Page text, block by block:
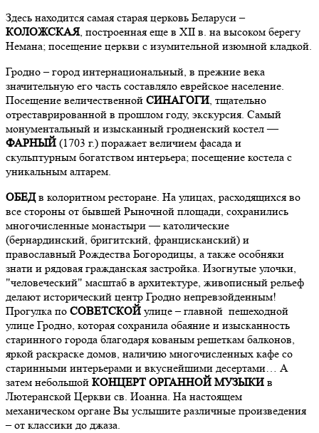
Здесь находится самая старая церковь Беларуси –
КОЛОЖСКАЯ, построенная еще в XII в. на высоком берегу
Немана; посещение церкви с изумительной изюмной кладкой.
Гродно – город интернациональный, в прежние века
значительную его часть составляло еврейское население.
Посещение величественной СИНАГОГИ, тщательно
отреставрированной в прошлом году, экскурсия. Самый
монументальный и изысканный гродненский костел —
ФАРНЫЙ (1703 г.) поражает величием фасада и
скульптурным богатством интерьера; посещение костела с
уникальным алтарем.
ОБЕДв колоритном ресторане. На улицах, расходящихся во
все стороны от бывшей Рыночной площади, сохранились
многочисленные монастыри — католические
(бернардинский, бригитский, францисканский) и
православный Рождества Богородицы, а также особняки
знати и рядовая гражданская застройка. Изогнутые улочки,
"человеческий" масштаб в архитектуре, живописный рельеф
делают исторический центр Гродно непревзойденным!
Прогулка по СОВЕТСКОЙ улице – главной пешеходной
улице Гродно, которая сохранила обаяние и изысканность
старинного города благодаря кованым решеткам балконов,
яркой раскраске домов, наличию многочисленных кафе со
старинными интерьерами и вкуснейшими десертами… А
затем небольшой КОНЦЕРТ ОРГАННОЙ МУЗЫКИ в
Лютеранской Церкви св. Иоанна. На настоящем
механическом органе Вы услышите различные произведения
– от классики до джаза.